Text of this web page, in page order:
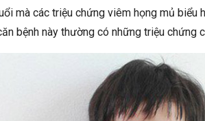
mà các triệu chứng viêm họng mủ biểu
bệnh này thường có những triệu chứng